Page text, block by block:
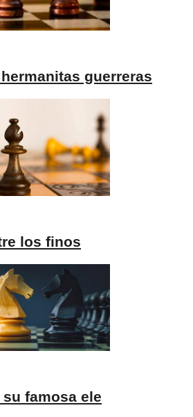
guerreras
los finos
famosa ele